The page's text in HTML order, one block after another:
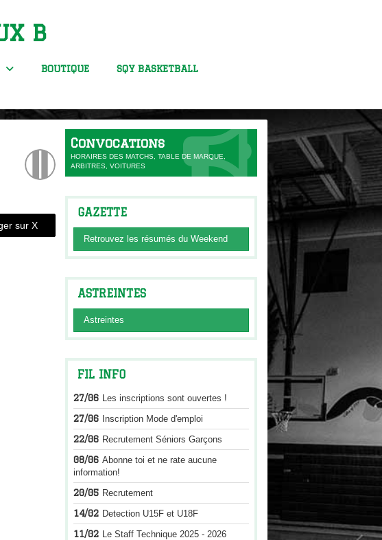
B
BOUTIQUE SQY BASKETBALL
sur X
Convocations
HORAIRES DES MATCHS, TABLE DE MARQUE,
ARBITRES, VOITURES
GAZETTE
Retrouvez les résumés du Weekend
ASTREINTES
Astreintes
FIL INFO
27/06 Les inscriptions sont ouvertes !
27/06 Inscription Mode d'emploi
22/06 Recrutement Séniors Garçons
08/06Abonne toi et ne rate aucune
information!
20/05 Recrutement
14/02 Detection U15F et U18F
11/02 Le Staff Technique 2025 - 2026